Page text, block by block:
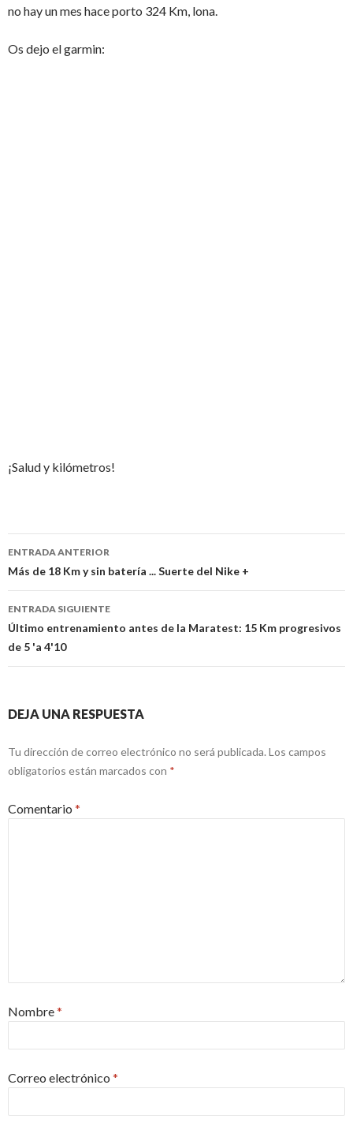
no hay un mes hace porto 324 Km, lona.
Os dejo el garmin:
¡Salud y kilómetros!
Navegación
de
entradas
ENTRADA ANTERIOR
Más de 18 Km y sin batería ... Suerte del Nike +
ENTRADA SIGUIENTE
Último entrenamiento antes de la Maratest: 15 Km progresivos
de 5 'a 4'10
DEJA UNA RESPUESTA
Tu dirección de correo electrónico no será publicada. Los campos
obligatorios están marcados con *
Comentario *
Nombre*
Correo electrónico *